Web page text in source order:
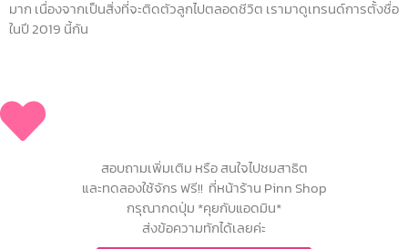
มาก เนื่องจากเป็นสิ่งที่จะติดตัวลูกไปตลอดชีวิต เรามาดูเทรนด์การตั้งชื่อ
ในปี 2019 นี้กัน
สอบถามเพิ่มเติม หรือ สนใจไปชมสาธิต
และทดลองใช้จักร ฟรี!! ที่หน้าร้าน Pinn Shop
กรุณากดปุ่ม *คุยกับแอดมิน*
ส่งข้อความทักได้เลยค่ะ